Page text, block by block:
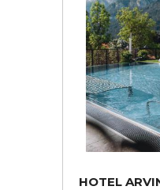
HOTEL